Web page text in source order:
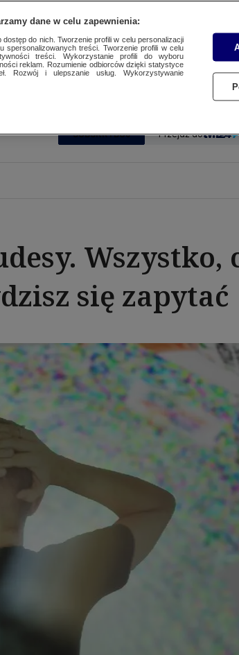
SUBSKRYBUJ Przejdź do
Wszystko,
się zapytać
dane w celu zapewnienia:
do nich. Tworzenie profili w celu personalizacji
spersonalizowanych treści. Tworzenie profili w celu
treści. Wykorzystanie profili do wyboru
reklam. Rozumienie odbiorców dzięki statystyce
Rozwój i ulepszanie usług. Wykorzystywanie